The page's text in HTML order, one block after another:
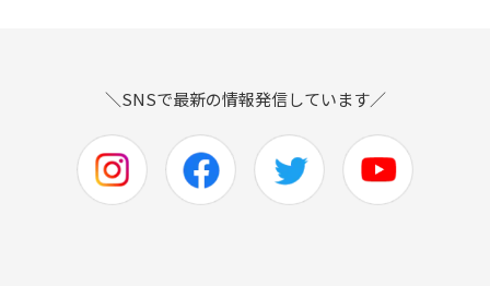
＼SNSで最新の情報発信しています／